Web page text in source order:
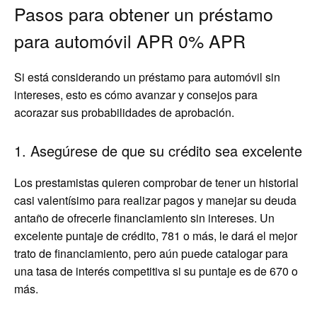
Pasos para obtener un préstamo
para automóvil APR 0% APR
Si está considerando un préstamo para automóvil sin
intereses, esto es cómo avanzar y consejos para
acorazar sus probabilidades de aprobación.
1. Asegúrese de que su crédito sea excelente
Los prestamistas quieren comprobar de tener un historial
casi valentísimo para realizar pagos y manejar su deuda
antaño de ofrecerle financiamiento sin intereses. Un
excelente puntaje de crédito, 781 o más, le dará el mejor
trato de financiamiento, pero aún puede catalogar para
una tasa de interés competitiva si su puntaje es de 670 o
más.